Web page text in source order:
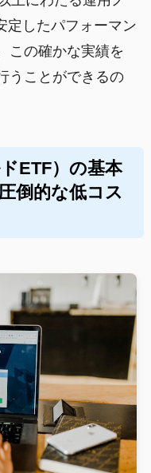
定したパフォーマン
この確かな実績を
うことができるの
ETF）の基本
倒的な低コス